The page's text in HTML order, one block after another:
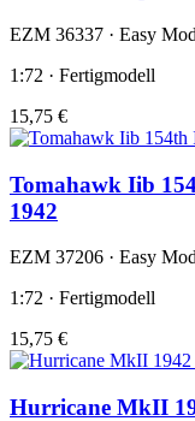
EZM 36337 · Easy
1:72 · Fertigmodell
15,75 €
Tomahawk Iib
1942
EZM 37206 · Easy
1:72 · Fertigmodell
15,75 €
Hurricane MkII